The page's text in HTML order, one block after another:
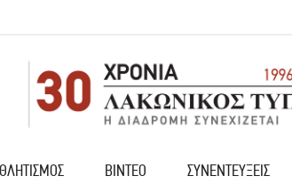
ΒΙΝΤΕΟ ΣΥΝΕΝΤΕΥΞΕΙΣ